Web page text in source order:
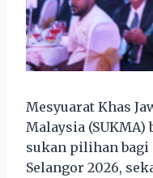
Mesyuarat Khas
Malaysia
sukan pilihan bagi
Selangor 2026,